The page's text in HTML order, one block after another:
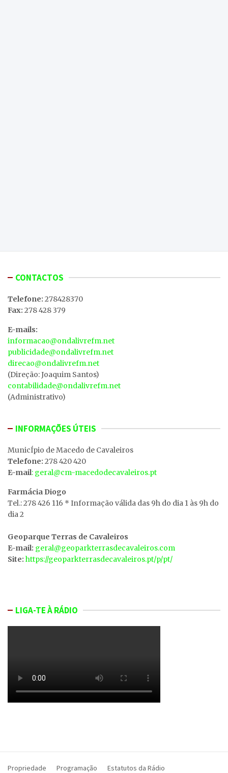
CONTACTOS
Telefone: 278428370
Fax: 278 428 379
E-mails:
informacao@ondalivrefm.net
publicidade@ondalivrefm.net
direcao@ondalivrefm.net
(Direção: Joaquim Santos)
contabilidade@ondalivrefm.net
(Administrativo)
INFORMAÇÕES ÚTEIS
MunicÍpio de Macedo de Cavaleiros
Telefone: 278 420 420
E-mail: geral@cm-macedodecavaleiros.pt
Farmácia Diogo
Tel.: 278 426 116 * Informação válida das 9h do dia 1 às 9h do
dia 2
Geoparque Terras de Cavaleiros
E-mail: geral@geoparkterrasdecavaleiros.com
Site: https://geoparkterrasdecavaleiros.pt/p/pt/
LIGA-TE À RÁDIO
Propriedade Programação Estatutos da Rádio